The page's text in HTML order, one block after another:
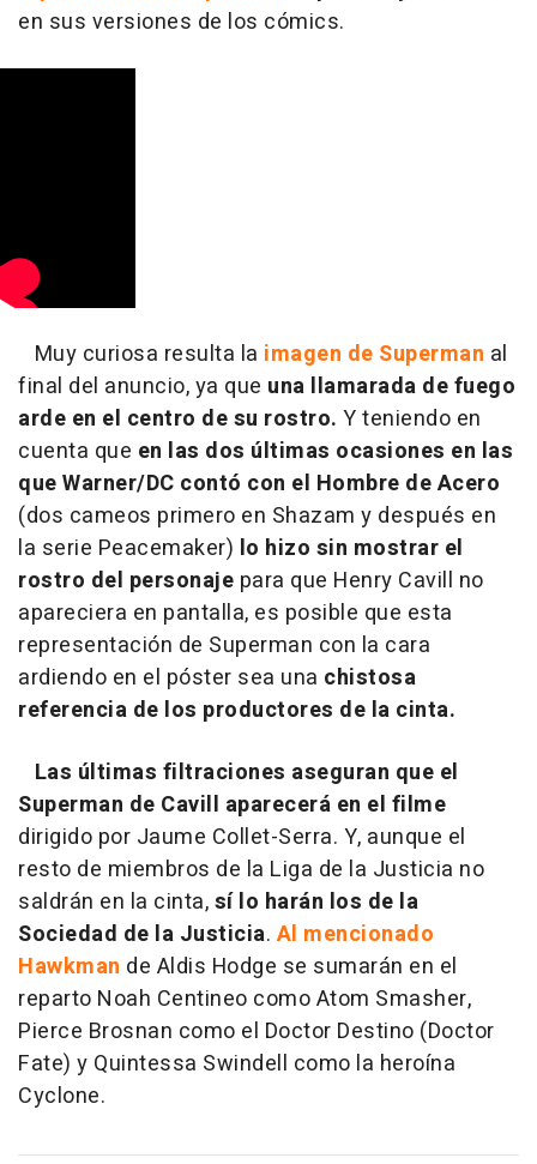
en sus versiones de los cómics.
Muy curiosa resulta la imagen de Superman al
final del anuncio, ya que una llamarada de fuego
arde en el centro de su rostro. Y teniendo en
cuenta que en las dos últimas ocasiones en las
que Warner/DC contó con el Hombre de Acero
(dos cameos primero en Shazam y después en
la serie Peacemaker) lo hizo sin mostrar el
rostro del personaje para que Henry Cavill no
apareciera en pantalla, es posible que esta
representación de Superman con la cara
ardiendo en el póster sea una chistosa
referencia de los productores de la cinta.
Las últimas filtraciones aseguran que el
Superman de Cavill aparecerá en el filme
dirigido por Jaume Collet-Serra. Y, aunque el
resto de miembros de la Liga de la Justicia no
saldrán en la cinta,sí lo harán los de la
Sociedad de la Justicia. Al mencionado
Hawkman de Aldis Hodge se sumarán en el
reparto Noah Centineo como Atom Smasher,
Pierce Brosnan como el Doctor Destino (Doctor
Fate) y Quintessa Swindell como la heroína
Cyclone.